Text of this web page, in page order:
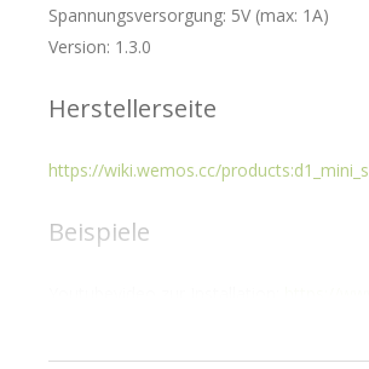
Spannungsversorgung: 5V (max: 1A)
Version: 1.3.0
Herstellerseite
https://wiki.wemos.cc/
Beispiele
Ausführlicher Test:http://bit.ly/2GY2zQu